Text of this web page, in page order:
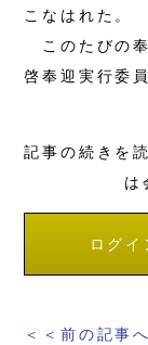
こなはれた。
このたびの
啓奉迎実行委
記事の続きを
は
ログイ
＜＜前の記事へ